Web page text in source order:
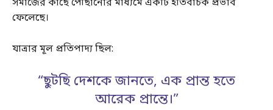
সমাজের কাছে পৌঁছানোর মাধ্যমে একটি ইতিবাচক প্রভাব
ফেলেছে।
যাত্রার মূল প্রতিপাদ্য ছিল:
“ছুটছি দেশকে জানতে, এক প্রান্ত হতে
আরেক প্রান্তে।”